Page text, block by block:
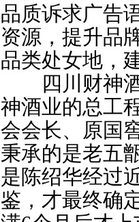
品质诉求广告
资源，提升品
品类处女地，
四川财神酒
神酒业的总工
会会长、原国
秉承的是老五
是陈绍华经过
鉴，才最终确